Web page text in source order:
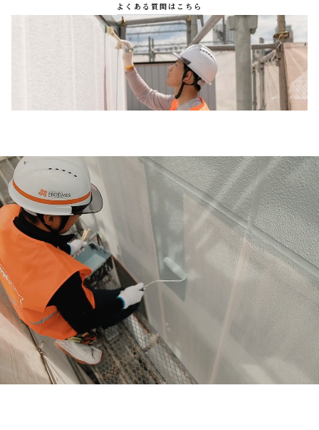
よくある質問はこちら